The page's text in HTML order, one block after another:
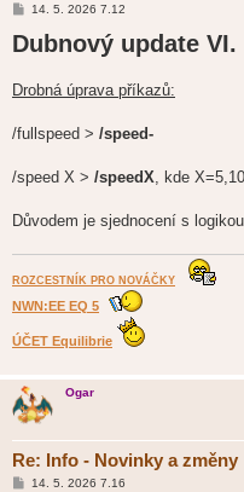
P
í
s
v
14. 5. 2026 7.12
Dubnový update VI.
Drobná úprava příkazů:
/fullspeed > /speed-
/speed X > /speedX, kde
Důvodem je sjednocení s
ROZCESTNÍK PRO NOVÁČKY
NWN:EE EQ 5
ÚČET Equilibrie
Ogar
Re: Info - Novinky a změny
P14. 5. 2026 7.16